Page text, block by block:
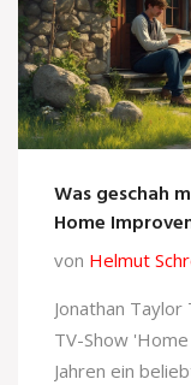
Was geschah
Home
von Helmut
Jonathan
TV-Show
Jahren ein